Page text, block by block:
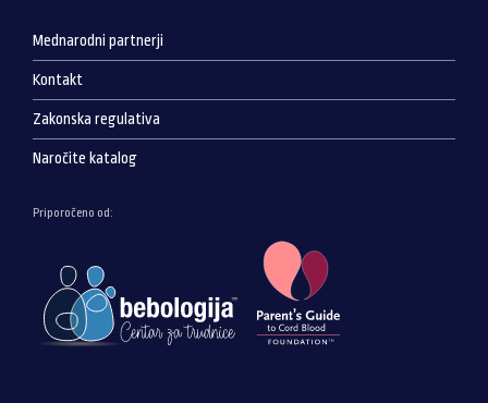
Mednarodni partnerji
Kontakt
Zakonska regulativa
Naročite katalog
Priporočeno od: